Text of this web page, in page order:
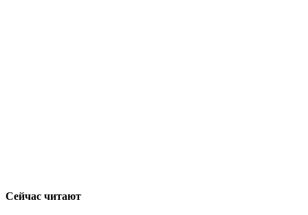
Сейчас читают